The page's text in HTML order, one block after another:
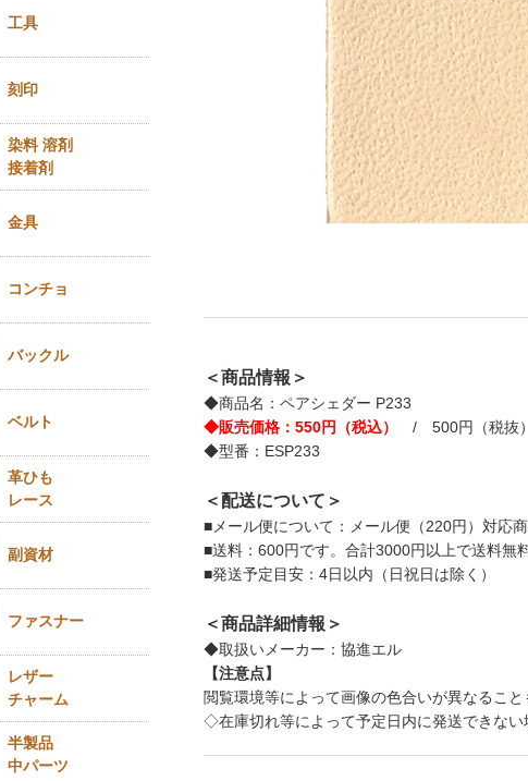
＜商品情報＞
◆商品名：ペアシェダー P233
◆販売価格：550円（税込）
/ 500円（税抜）
◆型番：ESP233
＜配送について＞
■メール便について：メール便（220円）対応商
■送料：600円です。合計3000円以上で送料無
■発送予定目安：4日以内（日祝日は除く）
＜商品詳細情報＞
◆取扱いメーカー：協進エル
【注意点】
閲覧環境等によって画像の色合いが異なること
◇在庫切れ等によって予定日内に発送できない
工具
刻印
染料 溶剤
接着剤
金具
コンチョ
バックル
ベルト
革ひも
レース
副資材
ファスナー
レザー
チャーム
半製品
中パーツ